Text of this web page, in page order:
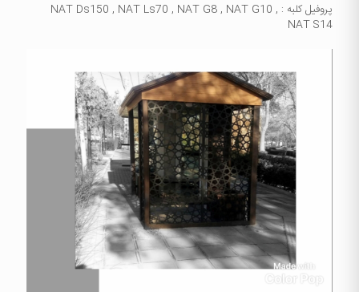
پروفیل کلبه : NAT Ds150 , NAT Ls70 , NAT G8 , NAT G10 ,
NAT S14